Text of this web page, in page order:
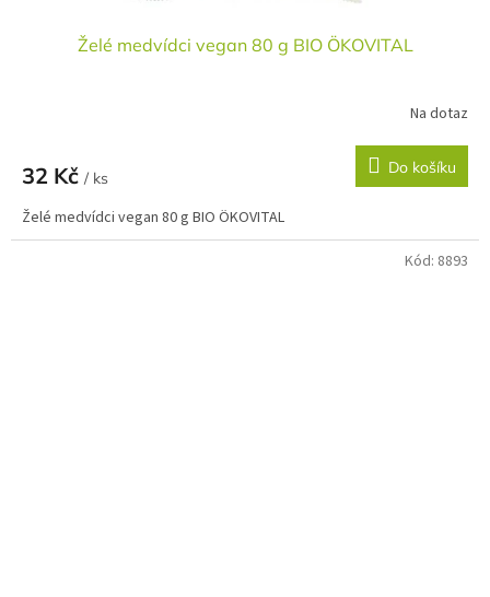
Želé medvídci vegan 80 g BIO ÖKOVITAL
Na dotaz
32 Kč / ks
Do košíku
Želé medvídci vegan 80 g BIO ÖKOVITAL
Kód: 8893